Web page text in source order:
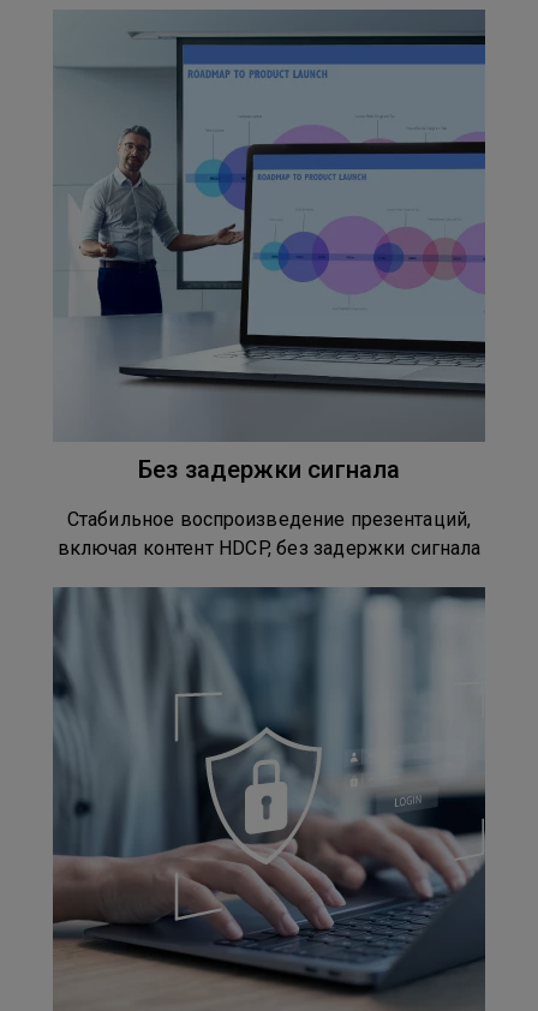
Без задержки сигнала
Стабильное воспроизведение презентаций,
включая контент HDCP, без задержки сигнала